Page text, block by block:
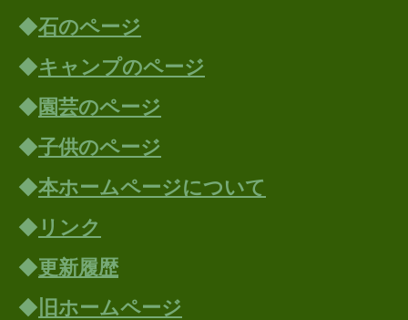
◆石のページ
◆キャンプのページ
◆園芸のページ
◆子供のページ
◆本ホームページについて
◆ リンク
◆更新履歴
◆ 旧ホームページ